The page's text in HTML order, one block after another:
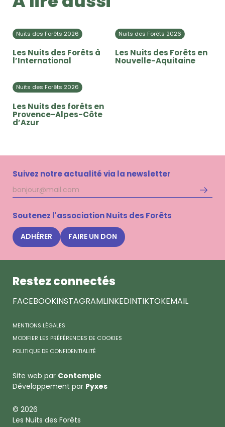
Nuits des Forêts 2026
Les Nuits des Forêts à
l’International
Nuits des Forêts 2026
Les Nuits des Forêts en
Nouvelle-Aquitaine
Nuits des Forêts 2026
Les Nuits des forêts en
Provence-Alpes-Côte
d’Azur
Suivez notre actualité via la newsletter
Adresse
mail
Soutenez l'association Nuits des Forêts
ADHÉRER FAIRE UN DON
Restez connectés
FACEBOOKINSTAGRAMLINKEDINTIKTOKEMAIL
MENTIONS LÉGALES
MODIFIER LES PRÉFÉRENCES DE COOKIES
POLITIQUE DE CONFIDENTIALITÉ
Site web par Contemple
Développement par Pyxes
© 2026
Les Nuits des Forêts